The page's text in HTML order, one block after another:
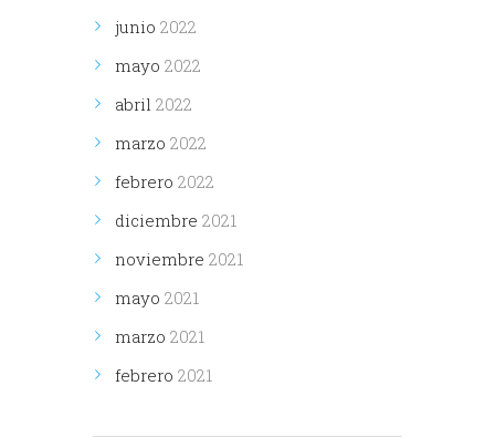
junio 2022
mayo 2022
abril 2022
marzo 2022
febrero 2022
diciembre 2021
noviembre 2021
mayo 2021
marzo 2021
febrero 2021